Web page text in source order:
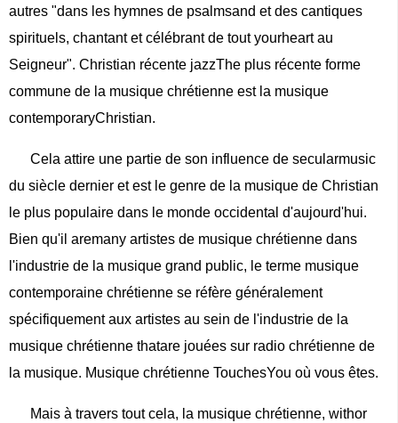
autres "dans les hymnes de psalmsand et des cantiques
spirituels, chantant et célébrant de tout yourheart au
Seigneur". Christian récente jazzThe plus récente forme
commune de la musique chrétienne est la musique
contemporaryChristian.
Cela attire une partie de son influence de secularmusic
du siècle dernier et est le genre de la musique de Christian
le plus populaire dans le monde occidental d'aujourd'hui.
Bien qu'il aremany artistes de musique chrétienne dans
l'industrie de la musique grand public, le terme musique
contemporaine chrétienne se réfère généralement
spécifiquement aux artistes au sein de l'industrie de la
musique chrétienne thatare jouées sur radio chrétienne de
la musique. Musique chrétienne TouchesYou où vous êtes.
Mais à travers tout cela, la musique chrétienne, withor